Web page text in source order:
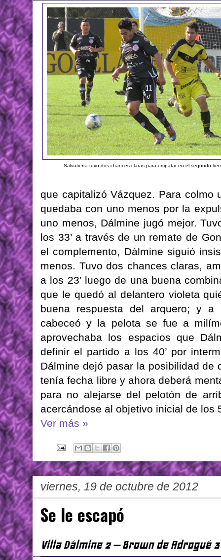
Salvatierra tuvo dos chances claras para empatar en el segundo
que capitalizó Vázquez. Para colmo
quedaba con uno menos por la
uno menos, Dálmine jugó mejor.
los 33’ a través de un remate de
el complemento, Dálmine siguió
menos. Tuvo dos chances claras,
a los 23’ luego de una buena
que le quedó al delantero violeta
buena respuesta del arquero; y
cabeceó y la pelota se fue a
aprovechaba los espacios que
definir el partido a los 40’ por
Dálmine dejó pasar la posibilidad de
tenía fecha libre y ahora deberá
para no alejarse del pelotón de
acercándose al objetivo inicial de los
Ver más »
viernes, 19 de octubre de 2012
Se le escapó
Villa Dálmine 2 – Brown de Adrogué 3